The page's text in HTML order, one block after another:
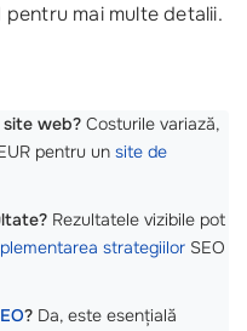
pentru mai multe detalii.
site web? Costurile variază,
pentru un site de
Rezultatele vizibile pot
strategiilor SEO
? Da, este esențială